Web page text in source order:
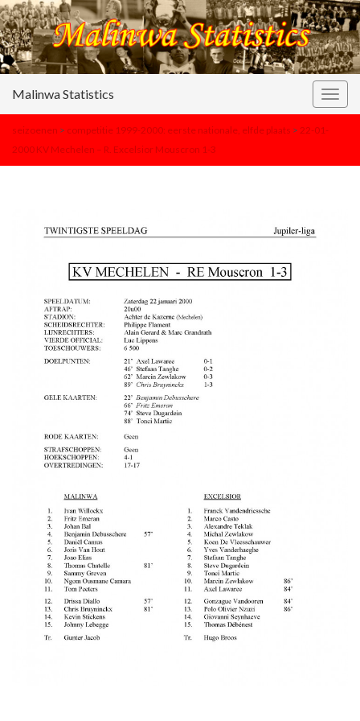
Malinwa Statistics
seizoenen > competitie 1999-2000: eerste nationale, elfde plaats > 22-01-
2000 KV Mechelen – R. Excelsior Mouscron 1-3